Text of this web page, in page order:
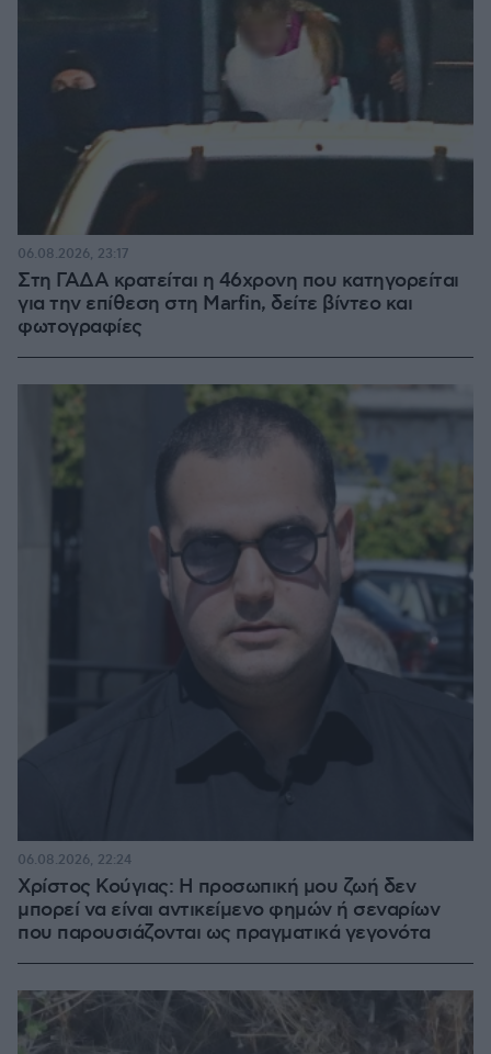
Στη ΓΑΔΑ κρατείται η 46χρονη που κατηγορείται
για την επίθεση στη Marfin, δείτε βίντεο και
φωτογραφίες
06.08.2026, 23:17
Χρίστος Κούγιας: Η προσωπική μου ζωή δεν
μπορεί να είναι αντικείμενο φημών ή σεναρίων
που παρουσιάζονται ως πραγματικά γεγονότα
06.08.2026, 22:24